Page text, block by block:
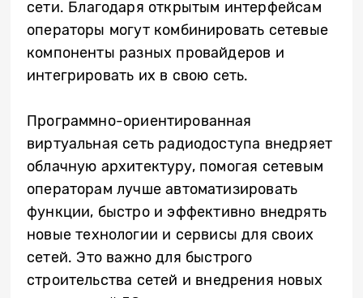
сети. Благодаря открытым интерфейсам
операторы могут комбинировать сетевые
компоненты разных провайдеров и
интегрировать их в свою сеть.
Программно-ориентированная
виртуальная сеть радиодоступа внедряет
облачную архитектуру, помогая сетевым
операторам лучше автоматизировать
функции, быстро и эффективно внедрять
новые технологии и сервисы для своих
сетей. Это важно для быстрого
строительства сетей и внедрения новых